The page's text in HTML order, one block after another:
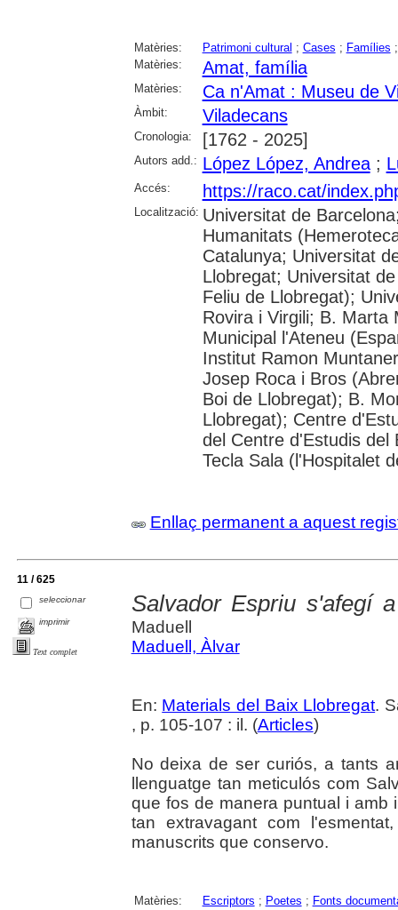
Matèries: Patrimoni cultural ; Cases ; Famílies
Matèries:
Amat, família
Matèries: Ca n'Amat : Museu de
Àmbit: Viladecans
Cronologia: [1762 - 2025]
Autors add.: López López, Andrea;
Accés: https://raco.cat/
Localització: Universitat de
Humanitats
Catalunya; Universitat
Llobregat; Universitat
Feliu de Llobregat);
Rovira i Virgili; B. Marta
Municipal l'Ateneu
Institut Ramon
Josep Roca i Bros
Boi de Llobregat); B.
Llobregat); Centre
del Centre d'Estudis del
Tecla Sala (l'Hospitalet
Enllaç permanent a aquest
11 / 625
seleccionar
imprimir
Text complet
Salvador Espriu s'afegí
Maduell
Maduell, Àlvar
En: Materials del Baix Llobregat.
, p. 105-107 : il. (Articles)
No deixa de ser curiós, a tants
llenguatge tan meticulós com
que fos de manera puntual i amb
tan extravagant com
manuscrits que conservo.
Matèries: Escriptors ; Poetes ; Fonts